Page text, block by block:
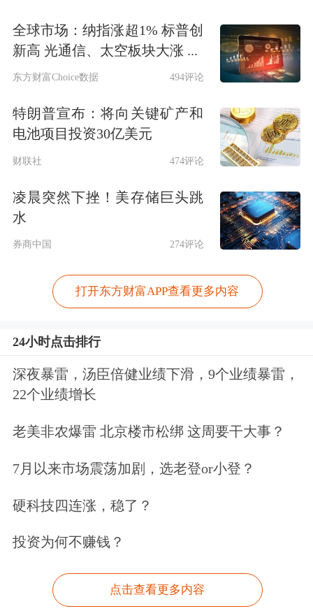
全球市场：纳指涨超1% 标普创
新高 光通信、太空板块大涨 ...
东方财富Choice数据 494评论
特朗普宣布：将向关键矿产和
电池项目投资30亿美元
财联社 474评论
凌晨突然下挫！美存储巨头跳
水
券商中国 274评论
打开东方财富APP查看更多内容
24小时点击排行
深夜暴雷，汤臣倍健业绩下滑，9个业绩暴雷，
22个业绩增长
老美非农爆雷 北京楼市松绑 这周要干大事？
7月以来市场震荡加剧，选老登or小登？
硬科技四连涨，稳了？
投资为何不赚钱？
点击查看更多内容